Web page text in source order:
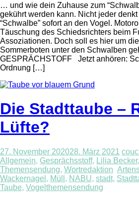
… und wie dein Zuhause zum
gekührt werden kann. Nicht jeder
“Schwalbe” sofort an den Vogel.
Täuschung des Schiedsrichters beim
Assoziationen. Doch soll es hier um
Sommerboten unter den Schwalben
GESPRÄCHSTOFF Jetzt anhören:
Ordnung […]
Die Stadttaube –
Lüfte?
27. November 202028. März 2021
Allgemein, Gesprächsstoff, Lilia Becker,
Themensendung, Wortredaktion
Wackernagel , Müll , NABU, stadt,
Taube, Vogelthemensendung